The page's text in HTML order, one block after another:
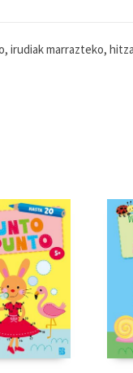
irudiak marrazteko,